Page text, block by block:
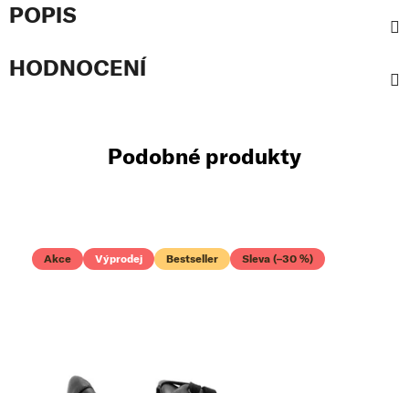
POPIS
HODNOCENÍ
Podobné produkty
Akce Výprodej Bestseller Sleva (–30 %)